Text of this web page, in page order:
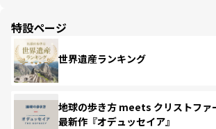
特設ページ
世界遺産ランキング
地球の歩き方 meets クリストファ
最新作『オデュッセイア』